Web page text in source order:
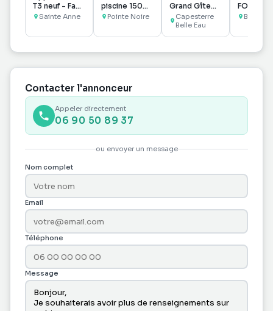
T3 neuf - Face
à la Mer
Sainte Anne
piscine 150
m2 Pointe-
Pointe Noire
Grand Gîte
pouvant
accueillir
jusqu'à 8
Capesterre
Belle Eau
FONDS
Baie
Contacter l'annonceur
Appeler directement
06 90 50 89 37
ou envoyer un message
Nom complet
Email
Téléphone
Message